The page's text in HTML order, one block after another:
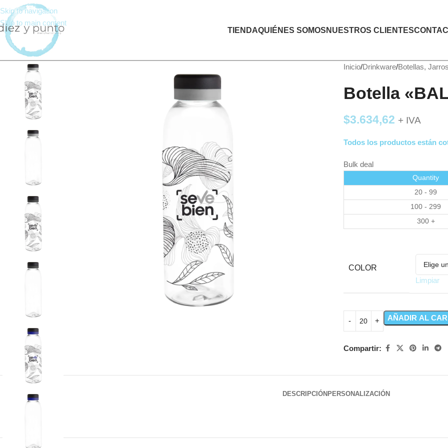
Skip to navigation
Skip to main content
TIENDAQUIÉNES SOMOS NUESTROS CLIENTES
Inicio Drinkware Botellas,
Botella
$3.634,62 + IVA
Todos los productos están
Bulk deal
Quantity
20 - 99
100 - 299
300 +
COLOR
Limpiar
AÑADIR AL
Compartir:
DESCRIPCIÓN PERSONALIZACIÓN